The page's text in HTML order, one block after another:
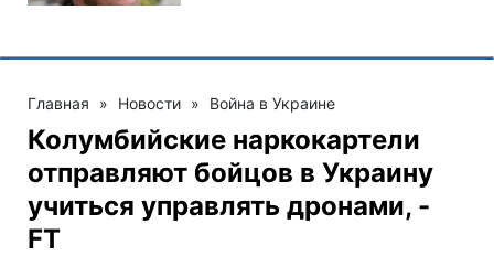
Главная » Новости » Война в Украине
Колумбийские наркокартели
отправляют бойцов в Украину
учиться управлять дронами, -
FT